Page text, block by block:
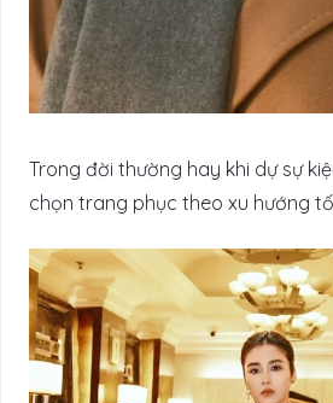
Trong đời thường hay khi dự sự
chọn trang phục theo xu hướng